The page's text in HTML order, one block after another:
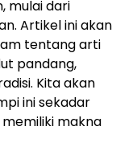
mulai dari
Artikel ini akan
tentang arti
pandang,
Kita akan
ini sekadar
makna